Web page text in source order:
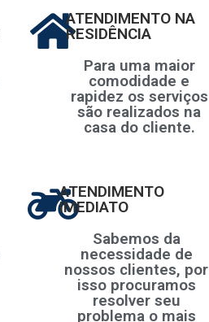
ATENDIMENTO NA
RESIDÊNCIA
Para uma maior
comodidade e
rapidez os serviços
são realizados na
casa do cliente.
ATENDIMENTO
IMEDIATO
Sabemos da
necessidade de
nossos clientes, por
isso procuramos
resolver seu
problema o mais